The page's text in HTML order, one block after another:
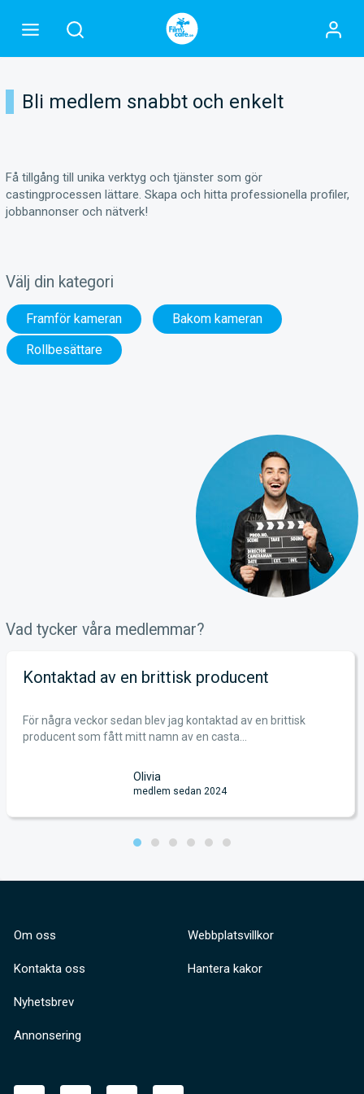
Bli medlem snabbt och enkelt
Få tillgång till unika verktyg och tjänster som gör
castingprocessen lättare. Skapa och hitta professionella profiler,
jobbannonser och nätverk!
Välj din kategori
Framför kameran
Bakom kameran
Rollbesättare
Vad tycker våra medlemmar?
Kontaktad av en brittisk producent
För några veckor sedan blev jag kontaktad av en brittisk
producent som fått mitt namn av en casta...
Olivia
medlem sedan 2024
Om oss
Kontakta oss
Nyhetsbrev
Annonsering
Webbplatsvillkor
Hantera kakor